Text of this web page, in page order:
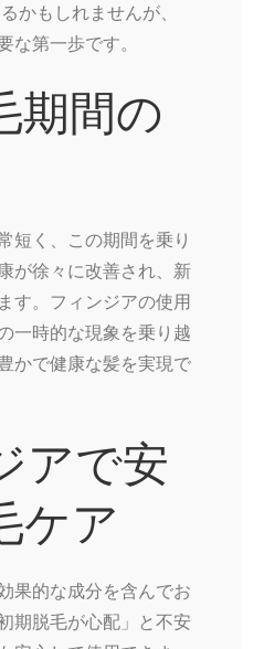
かもしれませんが、
な第一歩です。
期間の
短く、この期間を乗り
が徐々に改善され、新
す。フィンジアの使用
一時的な現象を乗り越
かで健康な髪を実現で
アで安
ケア
果的な成分を含んでお
期脱毛が心配」と不安